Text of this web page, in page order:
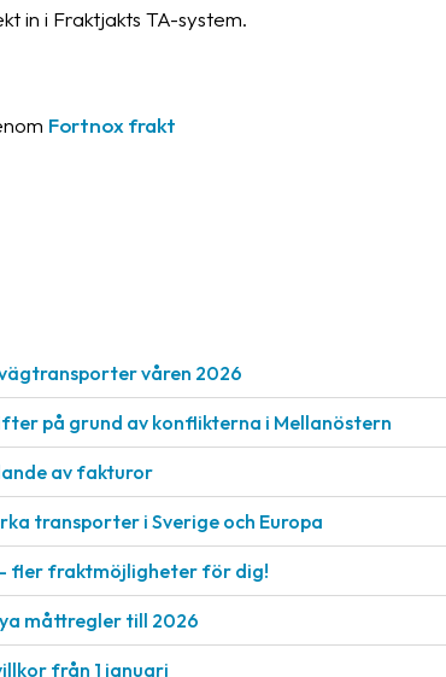
in i Fraktjakts TA-system.
Fortnox frakt
våren 2026
på grund av konflikterna i Mellanöstern
av fakturor
transporter i Sverige och Europa
fler fraktmöjligheter för dig!
måttregler till 2026
från 1 januari